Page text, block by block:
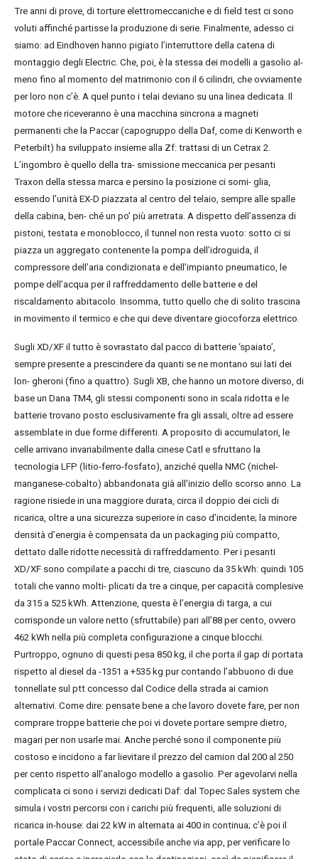
Tre anni di prove, di torture elettromeccaniche e di field test ci sono
voluti affinché partisse la produzione di serie. Finalmente, adesso ci
siamo: ad Eindhoven hanno pigiato l’interruttore della catena di
montaggio degli Electric. Che, poi, è la stessa dei modelli a gasolio al-
meno fino al momento del matrimonio con il 6 cilindri, che ovviamente
per loro non c’è. A quel punto i telai deviano su una linea dedicata. Il
motore che riceveranno è una macchina sincrona a magneti
permanenti che la Paccar (capogruppo della Daf, come di Kenworth e
Peterbilt) ha sviluppato insieme alla Zf: trattasi di un Cetrax 2.
L’ingombro è quello della tra- smissione meccanica per pesanti
Traxon della stessa marca e persino la posizione ci somi- glia,
essendo l’unità EX-D piazzata al centro del telaio, sempre alle spalle
della cabina, ben- ché un po’ più arretrata. A dispetto dell’assenza di
pistoni, testata e monoblocco, il tunnel non resta vuoto: sotto ci si
piazza un aggregato contenente la pompa dell’idroguida, il
compressore dell’aria condizionata e dell’impianto pneumatico, le
pompe dell’acqua per il raffreddamento delle batterie e del
riscaldamento abitacolo. Insomma, tutto quello che di solito trascina
in movimento il termico e che qui deve diventare giocoforza elettrico.
Sugli XD/XF il tutto è sovrastato dal pacco di batterie ‘spaiato’,
sempre presente a prescindere da quanti se ne montano sui lati dei
lon- gheroni (fino a quattro). Sugli XB, che hanno un motore diverso, di
base un Dana TM4, gli stessi componenti sono in scala ridotta e le
batterie trovano posto esclusivamente fra gli assali, oltre ad essere
assemblate in due forme differenti. A proposito di accumulatori, le
celle arrivano invariabilmente dalla cinese Catl e sfruttano la
tecnologia LFP (litio-ferro-fosfato), anziché quella NMC (nichel-
manganese-cobalto) abbandonata già all’inizio dello scorso anno. La
ragione risiede in una maggiore durata, circa il doppio dei cicli di
ricarica, oltre a una sicurezza superiore in caso d’incidente; la minore
densità d’energia è compensata da un packaging più compatto,
dettato dalle ridotte necessità di raffreddamento. Per i pesanti
XD/XF sono compilate a pacchi di tre, ciascuno da 35 kWh: quindi 105
totali che vanno molti- plicati da tre a cinque, per capacità complesive
da 315 a 525 kWh. Attenzione, questa è l’energia di targa, a cui
corrisponde un valore netto (sfruttabile) pari all’88 per cento, ovvero
462 kWh nella più completa configurazione a cinque blocchi.
Purtroppo, ognuno di questi pesa 850 kg, il che porta il gap di portata
rispetto al diesel da -1351 a +535 kg pur contando l’abbuono di due
tonnellate sul ptt concesso dal Codice della strada ai camion
alternativi. Come dire: pensate bene a che lavoro dovete fare, per non
comprare troppe batterie che poi vi dovete portare sempre dietro,
magari per non usarle mai. Anche perché sono il componente più
costoso e incidono a far lievitare il prezzo del camion dal 200 al 250
per cento rispetto all’analogo modello a gasolio. Per agevolarvi nella
complicata ci sono i servizi dedicati Daf: dal Topec Sales system che
simula i vostri percorsi con i carichi più frequenti, alle soluzioni di
ricarica in-house: dai 22 kW in alternata ai 400 in continua; c’è poi il
portale Paccar Connect, accessibile anche via app, per verificare lo